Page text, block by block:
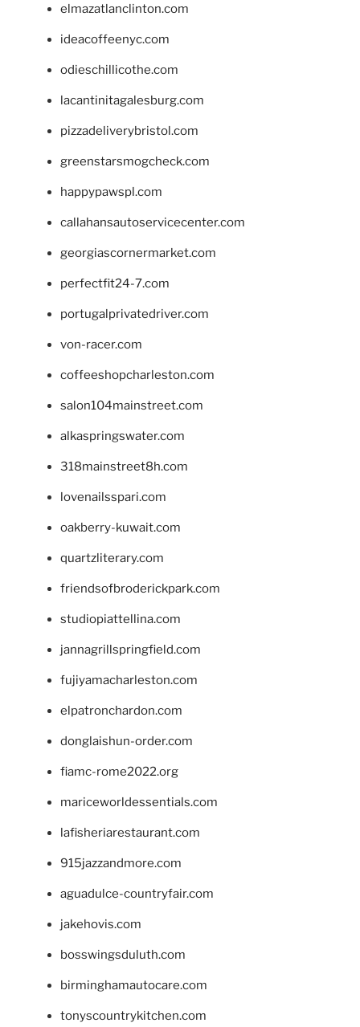
elmazatlanclinton.com
ideacoffeenyc.com
odieschillicothe.com
lacantinitagalesburg.com
pizzadeliverybristol.com
greenstarsmogcheck.com
happypawspl.com
callahansautoservicecenter.com
georgiascornermarket.com
perfectfit24-7.com
portugalprivatedriver.com
von-racer.com
coffeeshopcharleston.com
salon104mainstreet.com
alkaspringswater.com
318mainstreet8h.com
lovenailsspari.com
oakberry-kuwait.com
quartzliterary.com
friendsofbroderickpark.com
studiopiattellina.com
jannagrillspringfield.com
fujiyamacharleston.com
elpatronchardon.com
donglaishun-order.com
fiamc-rome2022.org
mariceworldessentials.com
lafisheriarestaurant.com
915jazzandmore.com
aguadulce-countryfair.com
jakehovis.com
bosswingsduluth.com
birminghamautocare.com
tonyscountrykitchen.com